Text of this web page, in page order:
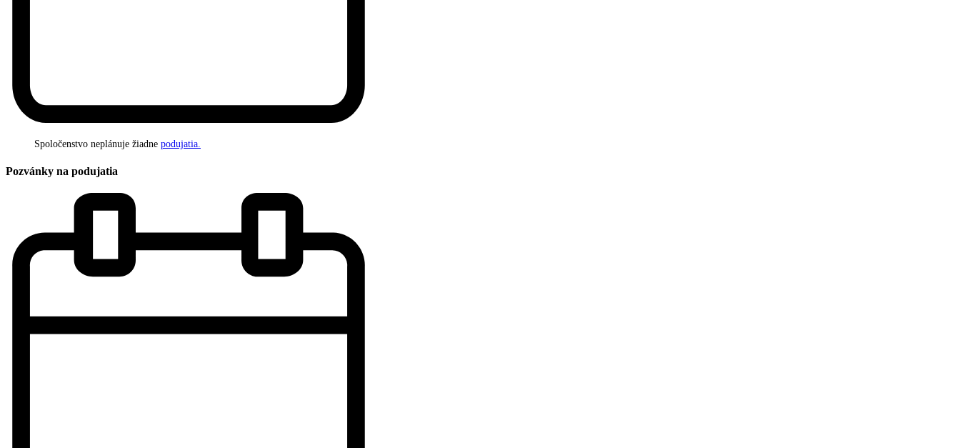
Spoločenstvo neplánuje žiadne podujatia.
Pozvánky na podujatia